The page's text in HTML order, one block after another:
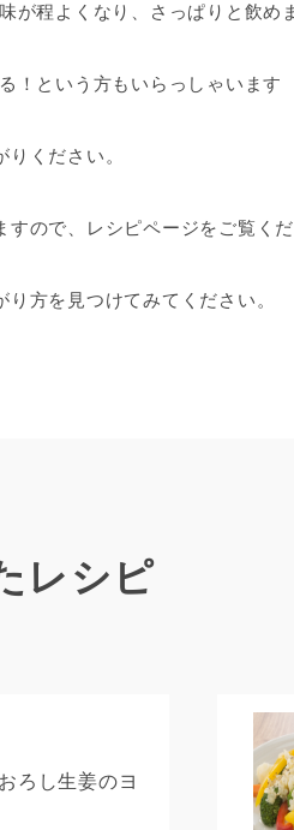
程よくなり、さっぱりと飲め
！という方もいらっしゃいます
ください。
すので、レシピページをご覧く
方を見つけてみてください。
レシピ
ろし生姜のヨ